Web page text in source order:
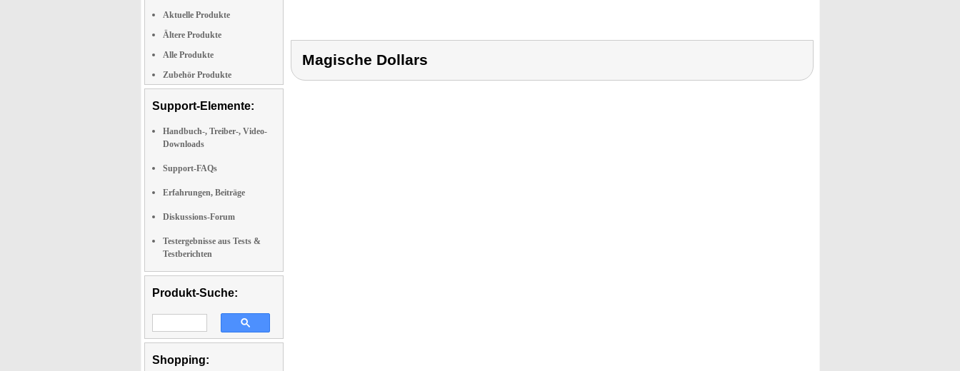
Aktuelle Produkte
Ältere Produkte
Alle Produkte
Zubehör Produkte
Support-Elemente:
Handbuch-, Treiber-, Video-
Downloads
Support-FAQs
Erfahrungen, Beiträge
Diskussions-Forum
Testergebnisse aus Tests &
Testberichten
Produkt-Suche:
Shopping:
Magische Dollars